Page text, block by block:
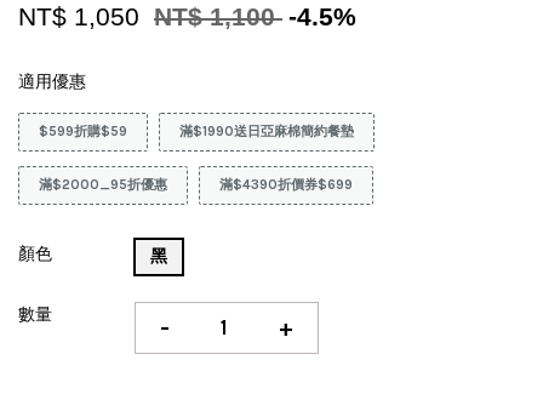
NT$ 1,050 NT$ 1,100 -4.5%
適用優惠
$599折購$59 滿$1990送日亞麻棉簡約餐墊
滿$2000_95折優惠 滿$4390折價券$699
顏色 黑
數量 - +